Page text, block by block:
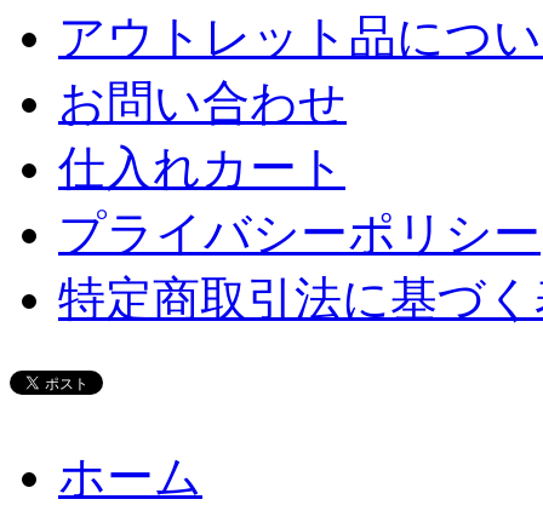
アウトレット品につ
お問い合わせ
仕入れカート
プライバシーポリシー
特定商取引法に基づ
ホーム